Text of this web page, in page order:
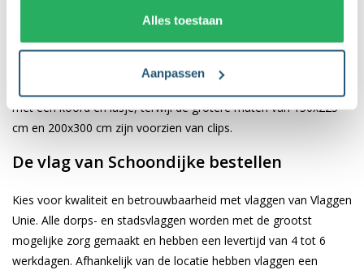
Alles toestaan
Aanpassen
Afhankelijk van de afmetingen die je kiest, worden de vlaggen
voorzien van verschillende bevestigingsmogelijkheden. De
met een koord en lusje, terwijl de grotere maten van 150x225
cm en 200x300 cm zijn voorzien van clips.
De vlag van Schoondijke bestellen
Kies voor kwaliteit en betrouwbaarheid met vlaggen van Vlaggen
Unie. Alle dorps- en stadsvlaggen worden met de grootst
mogelijke zorg gemaakt en hebben een levertijd van 4 tot 6
werkdagen. Afhankelijk van de locatie hebben vlaggen een